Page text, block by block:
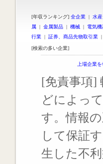
[年収ランキング] 全企業 | 水
属 | 金属製品 | 機械 | 電気機
行業 | 証券、商品先物取引業 |
[検索の多い企業]
上場企業
[免責事項]
どによっ
す。情報
して保証
生した不